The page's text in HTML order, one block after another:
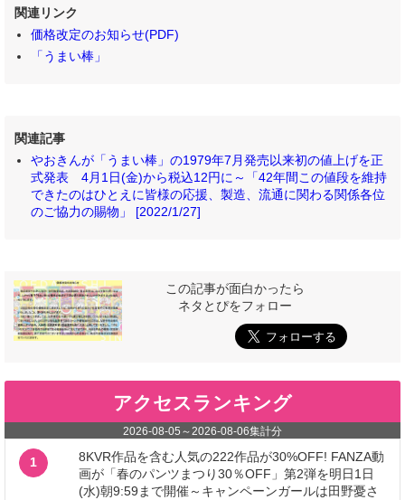
関連リンク
価格改定のお知らせ(PDF)
「うまい棒」
関連記事
やおきんが「うまい棒」の1979年7月発売以来初の値上げを正
式発表 4月1日(金)から税込12円に～「42年間この値段を維持
できたのはひとえに皆様の応援、製造、流通に関わる関係各位
のご協力の賜物」 [2022/1/27]
この記事が面白かったら
ネタとぴをフォロー
アクセスランキング
2026-08-05 ～2026-08-06集計分
1
8KVR作品を含む人気の222作品が30%OFF! FANZA動
画が「春のパンツまつり30％OFF」第2弾を明日1日
(水)朝9:59まで開催～キャンペーンガールは田野憂さ